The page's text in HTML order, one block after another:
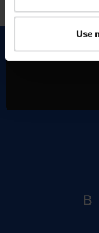
Use